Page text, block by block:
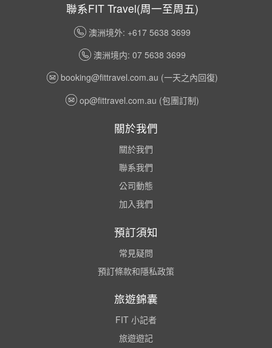
聯系FIT Travel(周一至周五)
澳洲境外: +617 5638 3699
澳洲境内: 07 5638 3699
booking@fittravel.com.au (一天之內回復)
op@fittravel.com.au (包團訂制)
關於我們
關於我們
聯系我們
公司動態
加入我們
預訂須知
常見疑問
預訂條款和隱私政策
旅遊錦囊
FIT 小記者
旅遊遊記